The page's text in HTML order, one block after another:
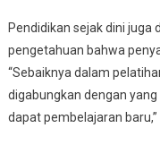
Pendidikan sejak dini
pengetahuan bahwa
“Sebaiknya dalam
digabungkan dengan
dapat pembelajaran baru,”